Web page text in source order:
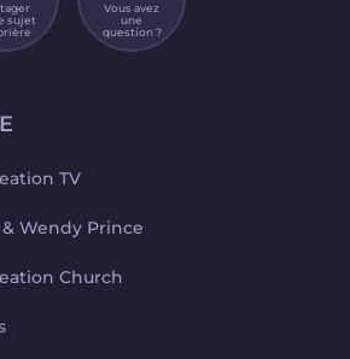
sujet
Vous avez
une
question ?
TV
Wendy Prince
Church